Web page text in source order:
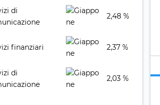
di
2,48 %
finanziari 2,37 %
di
2,03 %